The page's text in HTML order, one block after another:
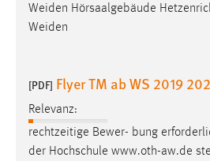
Weiden Hörsaalgebäude
Weiden
[PDF] Flyer TM ab WS 2019
Relevanz:
rechtzeitige Bewer- bung
der Hochschule www.oth-aw.de
Vimeo